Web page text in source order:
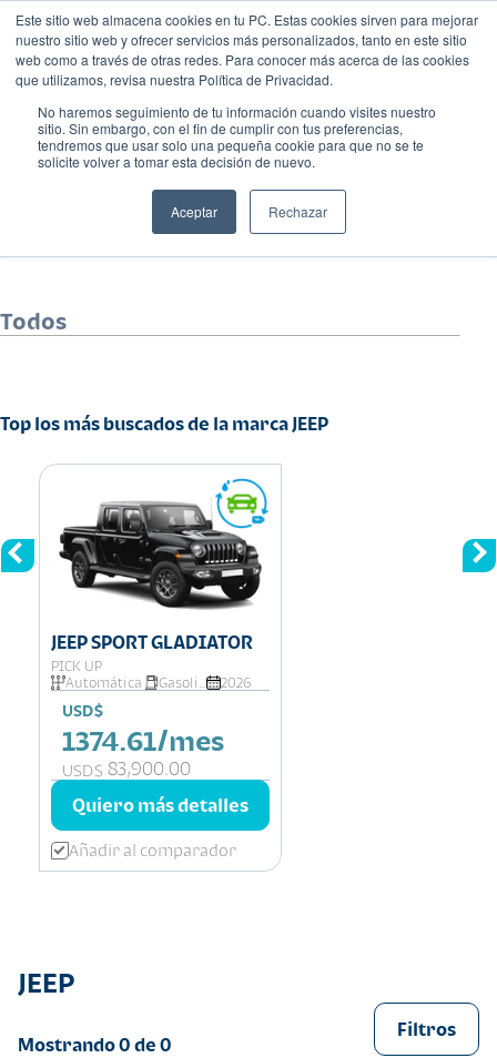
Este sitio web almacena cookies en tu PC. Estas cookies sirven para mejorar
nuestro sitio web y ofrecer servicios más personalizados, tanto en este sitio
web como a través de otras redes. Para conocer más acerca de las cookies
que utilizamos, revisa nuestra Política de Privacidad.
No haremos seguimiento de tu información cuando visites nuestro
sitio. Sin embargo, con el fin de cumplir con tus preferencias,
tendremos que usar solo una pequeña cookie para que no se te
solicite volver a tomar esta decisión de nuevo.
Aceptar Rechazar
Todos
Top los más buscados de la marca JEEP
JEEP SPORT GLADIATOR
PICK UP
Automática
Gasolina 2026
USD$
1374.61/mes
USD$ 83,900.00
Quiero más detalles
Añadir al comparador
JEEP
Mostrando0 de 0
Filtros